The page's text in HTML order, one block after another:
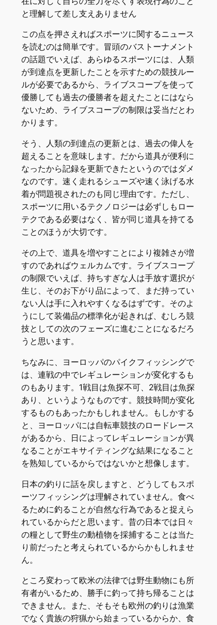
と理解して差し支えありません
この点を押さえればスポーツに関するニュース
を読むのは簡単です。冒頭のバストーナメント
の話題でいえば、あらゆるスポーツには、人類
が到達点を更新したことを示すための競技ルー
ルが必要であるから、ライブスコープを使って
優勝しても過去の優勝者を超えたことにはなら
ないため、ライブスコープの制限は妥当だとわ
かります。
そう、人類の到達点の更新とは、過去の偉人を
超えることを意味します。だから道具が便利に
なったから記録を更新できたというのではダメ
なのです。速く走れるシューズや速く泳げる水
着が問題視されたのも同じ理由です。ただし、
スポーツに用いるテクノロジーは必ずしもロー
テクである必要はなく、皆が同じ道具を持てる
ことのほうが大切です。
その上で、道具を増やすことにより複雑さが増
すのであればウェルカムです。ライブスコープ
の制限でいえば、持ちすぎな人は手放す選択が
生じ、そのお下がり品によって、まだ持ってい
ない人は手に入れやすくなるはずです。そのよ
うにして装備品の標準化が起きれば、むしろ競
技としての次のフェーズに進むことになるだろ
うと思います。
ちなみに、ヨーロッパのパイクフィッシングで
は、連戦の中でレギュレーションが変化するも
のもあります。1戦目は魚探不可、2戦目は魚探
あり、というようなものです。競技時間が変化
するものもあったかもしれません。もしかする
と、ヨーロッパには自転車競技のロードレース
があるから、日によってレギュレーションが異
なることがエキサイティングな結果になること
を熟知しているからではないかと想像します。
日本の釣りに話を戻しますと、どうしてもスポ
ーツフィッシングは理解されていません。食べ
るために釣ることが自然な行為であると捉えら
れているからだと思います。昔の日本では日々
の糧として野生の動植物を採捕することは当た
り前だったと考えられているからかもしれませ
ん。
ところ変わって欧米の法律では野生動物にも所
有者がいるため、勝手に釣って持ち帰ることは
できません。また、そもそも欧州の釣りは漁業
でなく貴族の狩猟から始まっているからか、食